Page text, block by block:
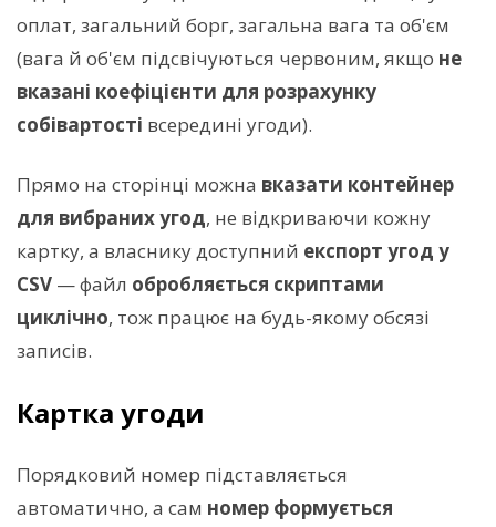
оплат, загальний борг, загальна вага та об'єм
(вага й об'єм підсвічуються червоним, якщо не
вказані коефіцієнти для розрахунку
собівартості всередині угоди).
Прямо на сторінці можна вказати контейнер
для вибраних угод, не відкриваючи кожну
картку, а власнику доступний експорт угод у
CSV — файл обробляється скриптами
циклічно, тож працює на будь-якому обсязі
записів.
Картка угоди
Порядковий номер підставляється
автоматично, а сам номер формується